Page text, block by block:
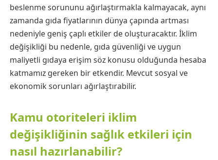
beslenme sorununu ağırlaştırmakla kalmayacak, aynı
zamanda gıda fiyatlarının dünya çapında artması
nedeniyle geniş çaplı etkiler de oluşturacaktır. İklim
değişikliği bu nedenle, gıda güvenliği ve uygun
maliyetli gıdaya erişim söz konusu olduğunda hesaba
katmamız gereken bir etkendir. Mevcut sosyal ve
ekonomik sorunları ağırlaştırabilir.
Kamu otoriteleri iklim
değişikliğinin sağlık etkileri için
nasıl hazırlanabilir?